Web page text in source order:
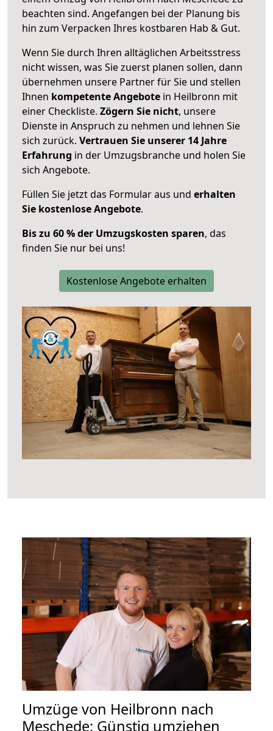
beachten sind. Angefangen bei der Planung bis
hin zum Verpacken Ihres kostbaren Hab & Gut.
Wenn Sie durch Ihren alltäglichen Arbeitsstress
nicht wissen, was Sie zuerst planen sollen, dann
übernehmen unsere Partner für Sie und stellen
Ihnen kompetente Angebote in Heilbronn mit
einer Checkliste. Zögern Sie nicht, unsere
Dienste in Anspruch zu nehmen und lehnen Sie
sich zurück. Vertrauen Sie unserer 14 Jahre
Erfahrung in der Umzugsbranche und holen Sie
sich Angebote.
Füllen Sie jetzt das Formular aus und erhalten
Sie kostenlose Angebote.
Bis zu 60 % der Umzugskosten sparen, das
finden Sie nur bei uns!
Kostenlose Angebote erhalten
Umzüge von Heilbronn nach
Meschede: Günstig umziehen